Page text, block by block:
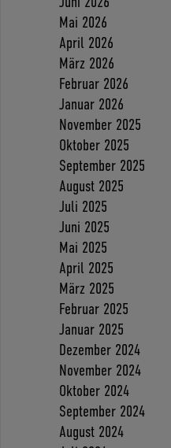
Mai 2026
April 2026
März 2026
Februar 2026
Januar 2026
November 2025
Oktober 2025
September 2025
August 2025
Juli 2025
Juni 2025
Mai 2025
April 2025
März 2025
Februar 2025
Januar 2025
Dezember 2024
November 2024
Oktober 2024
September 2024
August 2024